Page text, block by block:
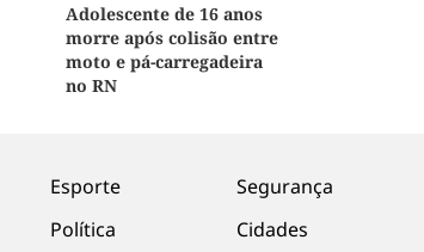
Adolescente de 16 anos
morre após colisão entre
moto e pá-carregadeira
no RN
Esporte
Política
Segurança
Cidades